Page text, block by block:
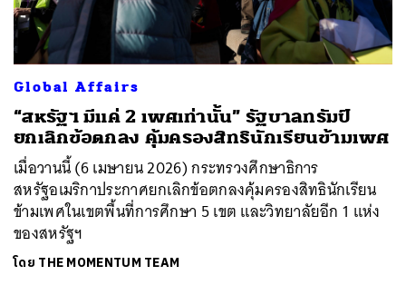
Global Affairs
“สหรัฐฯ มีแค่ 2 เพศเท่านั้น” รัฐบาลทรัมป์
ยกเลิกข้อตกลง คุ้มครองสิทธินักเรียนข้ามเพศ
เมื่อวานนี้ (6 เมษายน 2026) กระทรวงศึกษาธิการ
สหรัฐอเมริกาประกาศยกเลิกข้อตกลงคุ้มครองสิทธินักเรียน
ข้ามเพศในเขตพื้นที่การศึกษา 5 เขต และวิทยาลัยอีก 1 แห่ง
ของสหรัฐฯ
โดย THE MOMENTUM TEAM